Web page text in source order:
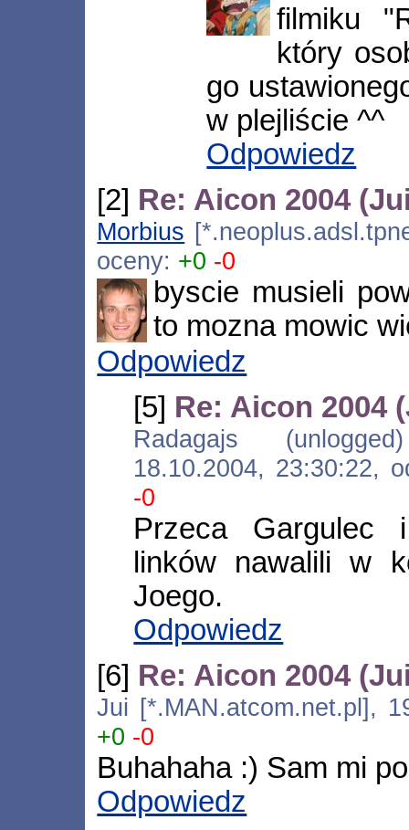
filmiku
który
go
w plejliście ^^
Odpowiedz
[2] Re: Aicon 2004
Morbius
oceny: +0 -0
byscie musieli
to mozna mowic
Odpowiedz
[5] Re: Aicon 2004
Radagajs
18.10.2004, 23:30:22,
-0
Przeca Gargulec
linków nawalili w
Joego.
Odpowiedz
[6] Re: Aicon 2004
Jui [*.MAN.atcom.net.pl],
+0 -0
Buhahaha :) Sam mi
Odpowiedz